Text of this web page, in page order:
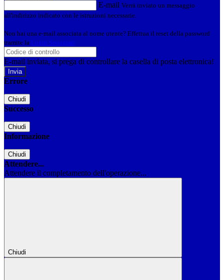
E-mail Verrà inviato un messaggio
all'indirizzo indicato con le istruzioni necessarie.
Non hai una e-mail associata al nome utente? Effettua il reset della password
tramite la Login Spaggiari
E-mail inviata, si prega di controllare la casella di posta elettronica!
Errore
Chiudi
Successo
Chiudi
Informazione
Chiudi
Attendere...
Attendere il completamento dell'operazione...
Chiudi